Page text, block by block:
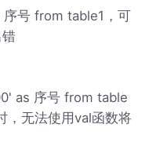
号 from table1，可
as 序号 from table
，无法使用val函数将